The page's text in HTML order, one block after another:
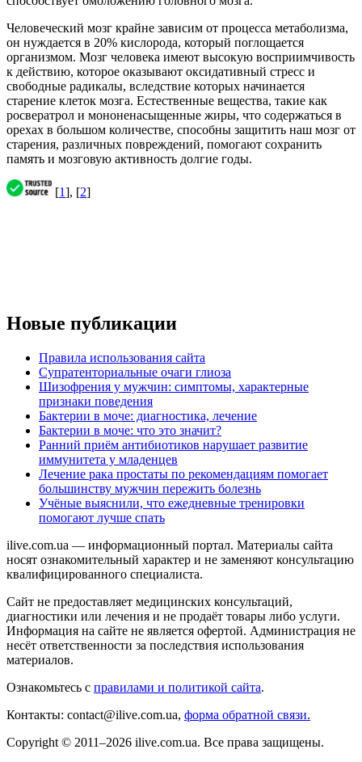
Человеческий мозг крайне зависим от процесса метаболизма,
он нуждается в 20% кислорода, который поглощается
организмом. Мозг человека имеют высокую восприимчивость
к действию, которое оказывают оксидативный стресс и
свободные радикалы, вследствие которых начинается
старение клеток мозга. Естественные вещества, такие как
росвератрол и мононенасыщенные жиры, что содержаться в
орехах в большом количестве, способны защитить наш мозг от
старения, различных повреждений, помогают сохранить
память и мозговую активность долгие годы.
[1], [2]
Новые публикации
Правила использования сайта
Супратенториальные очаги глиоза
Шизофрения у мужчин: симптомы, характерные
признаки поведения
Бактерии в моче: диагностика, лечение
Бактерии в моче: что это значит?
Ранний приём антибиотиков нарушает развитие
иммунитета у младенцев
Лечение рака простаты по рекомендациям помогает
большинству мужчин пережить болезнь
Учёные выяснили, что ежедневные тренировки
помогают лучше спать
ilive.com.ua — информационный портал. Материалы сайта
носят ознакомительный характер и не заменяют консультацию
квалифицированного специалиста.
Сайт не предоставляет медицинских консультаций,
диагностики или лечения и не продаёт товары либо услуги.
Информация на сайте не является офертой. Администрация не
несёт ответственности за последствия использования
материалов.
Ознакомьтесь с правилами и политикой сайта.
Контакты: contact@ilive.com.ua, форма обратной связи.
Copyright © 2011–2026 ilive.com.ua. Все права защищены.